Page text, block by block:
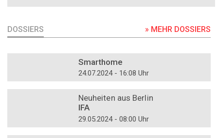
DOSSIERS » MEHR DOSSIERS
Smarthome
24.07.2024 - 16:08 Uhr
Neuheiten aus Berlin
IFA
29.05.2024 - 08:00 Uhr